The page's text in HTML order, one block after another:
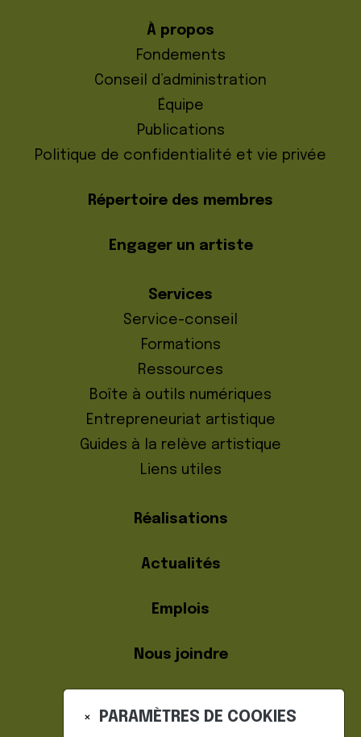
À propos
Fondements
Conseil d’administration
Équipe
Publications
Politique de confidentialité et vie privée
Répertoire des membres
Engager un artiste
Services
Service-conseil
Formations
Ressources
Boîte à outils numériques
Entrepreneuriat artistique
Guides à la relève artistique
Liens utiles
Réalisations
Actualités
Emplois
Nous joindre
× PARAMÈTRES DE COOKIES